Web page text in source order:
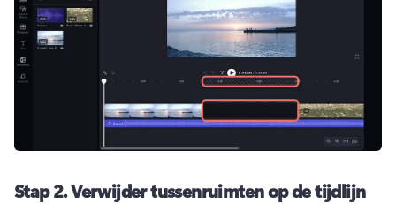
Stap 2.Verwijder tussenruimten op de tijdlijn